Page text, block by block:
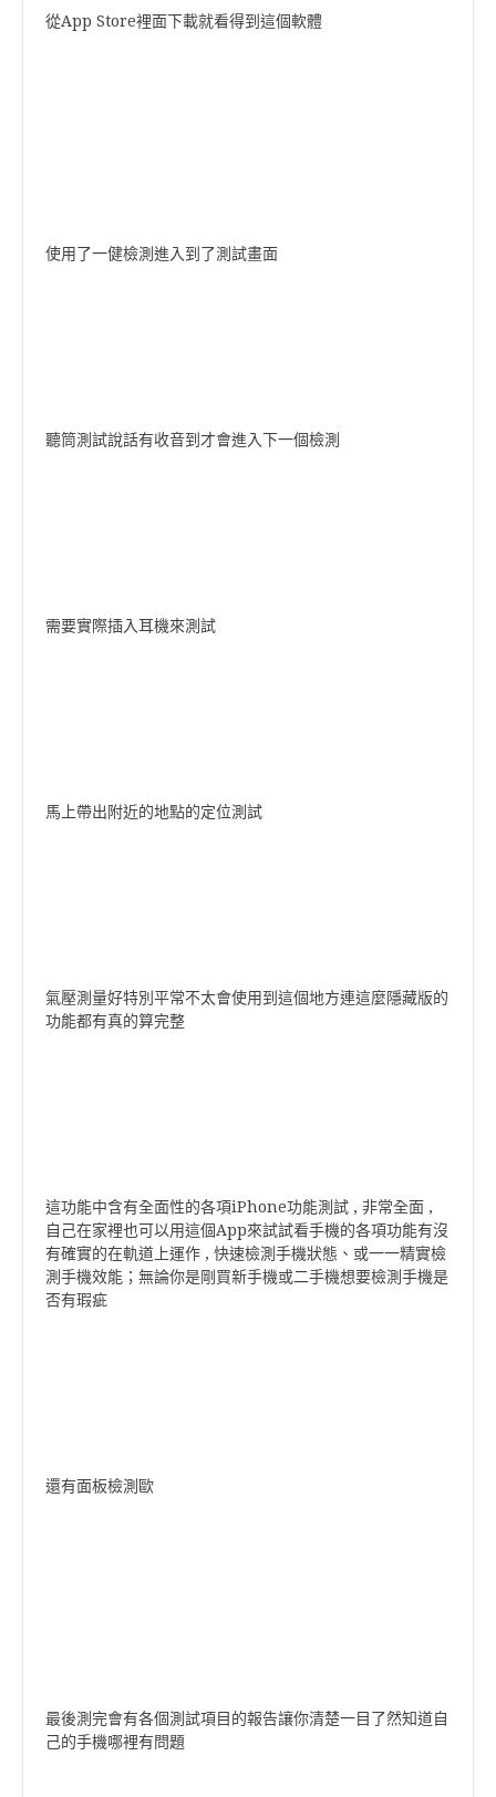
從App Store裡面下載就看得到這個軟體
使用了一健檢測進入到了測試畫面
聽筒測試說話有收音到才會進入下一個檢測
需要實際插入耳機來測試
馬上帶出附近的地點的定位測試
氣壓測量好特別平常不太會使用到這個地方連這麼隱藏版的
功能都有真的算完整
這功能中含有全面性的各項iPhone功能測試 , 非常全面 ,
自己在家裡也可以用這個App來試試看手機的各項功能有沒
有確實的在軌道上運作 , 快速檢測手機狀態、或一一精實檢
測手機效能；無論你是剛買新手機或二手機想要檢測手機是
否有瑕疵
還有面板檢測歐
最後測完會有各個測試項目的報告讓你清楚一目了然知道自
己的手機哪裡有問題